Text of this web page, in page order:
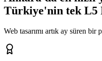
Türkiye'nin tek L5
Web tasarımı artık ay süren